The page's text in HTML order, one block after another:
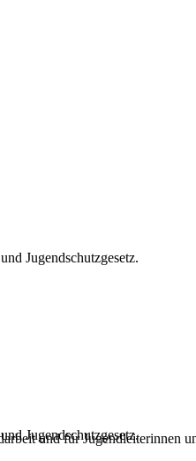
Jugendschutzgesetz.
und für Jugendleiterinnen
Jugendschutzgesetz.